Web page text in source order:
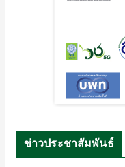
ข่าวประชาสัมพันธ์